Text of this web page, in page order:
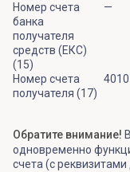
Номер счета
банка
получателя
средств (ЕКС)
(15)
—
Номер счета
получателя (17)
Обратите внимание!
одновременно
счета (с